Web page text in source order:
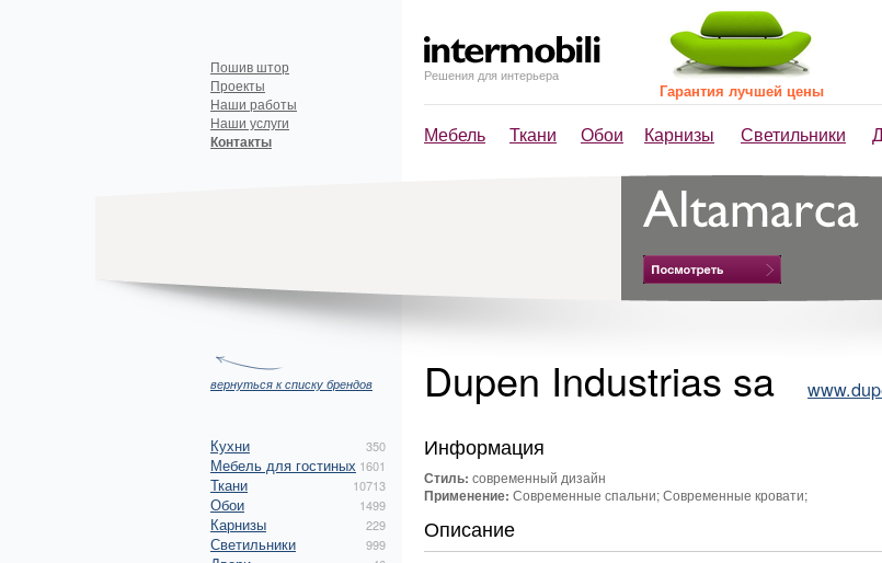
Решения для интерьера
Мебель Ткани Обои Карнизы Светильники
Пошив штор
Проекты
Наши работы
Наши услуги
Контакты
Гарантия лучшей цены
вернуться к списку брендов
Кухни 350
Мебель для гостиных 1601
Ткани 10713
Обои 1499
Карнизы 229
Светильники 999
Dupen Industrias sa
Информация
Стиль: современный дизайн
Применение: Современные спальни; Современные кровати;
Описание